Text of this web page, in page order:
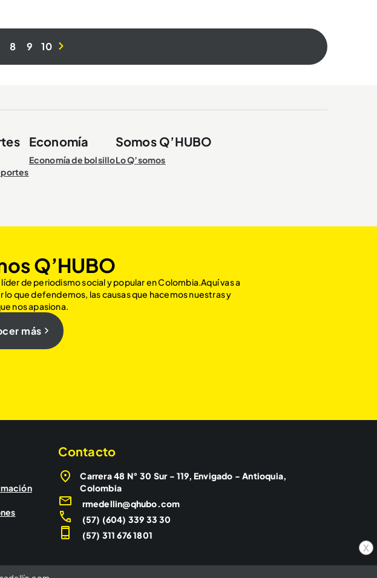
x
8 9 10
Economía
Economía de bolsillo
Somos Q’HUBO
Lo Q’somos
Q’HUBO
líder de periodismo social y popular en Colombia.Aquí vas a
lo que defendemos, las causas que hacemos nuestras y
nos apasiona.
más
Contacto
Carrera 48 N° 30 Sur - 119, Envigado - Antioquia,
Colombia
rmedellin@qhubo.com
(57) (604) 339 33 30
(57) 311 676 1801